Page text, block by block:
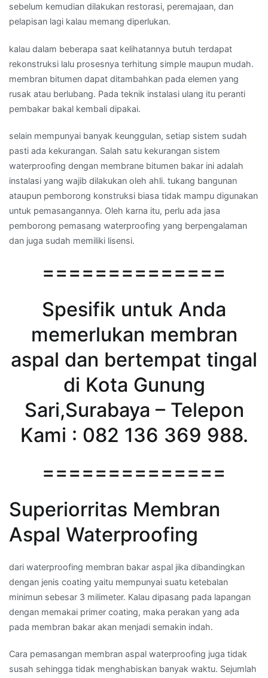
sebelum kemudian dilakukan restorasi, peremajaan, dan
pelapisan lagi kalau memang diperlukan.
kalau dalam beberapa saat kelihatannya butuh terdapat
rekonstruksi lalu prosesnya terhitung simple maupun mudah.
membran bitumen dapat ditambahkan pada elemen yang
rusak atau berlubang. Pada teknik instalasi ulang itu peranti
pembakar bakal kembali dipakai.
selain mempunyai banyak keunggulan, setiap sistem sudah
pasti ada kekurangan. Salah satu kekurangan sistem
waterproofing dengan membrane bitumen bakar ini adalah
instalasi yang wajib dilakukan oleh ahli. tukang bangunan
ataupun pemborong konstruksi biasa tidak mampu digunakan
untuk pemasangannya. Oleh karna itu, perlu ada jasa
pemborong pemasang waterproofing yang berpengalaman
dan juga sudah memiliki lisensi.
==============
Spesifik untuk Anda
memerlukan membran
aspal dan bertempat tingal
di Kota Gunung
Sari,Surabaya – Telepon
Kami : 082 136 369 988.
==============
Superiorritas Membran
Aspal Waterproofing
dari waterproofing membran bakar aspal jika dibandingkan
dengan jenis coating yaitu mempunyai suatu ketebalan
minimun sebesar 3 milimeter. Kalau dipasang pada lapangan
dengan memakai primer coating, maka perakan yang ada
pada membran bakar akan menjadi semakin indah.
Cara pemasangan membran aspal waterproofing juga tidak
susah sehingga tidak menghabiskan banyak waktu. Sejumlah